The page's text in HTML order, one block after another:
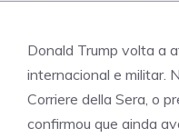
Donald Trump volta a
internacional e militar.
Corriere della Sera, o
confirmou que ainda